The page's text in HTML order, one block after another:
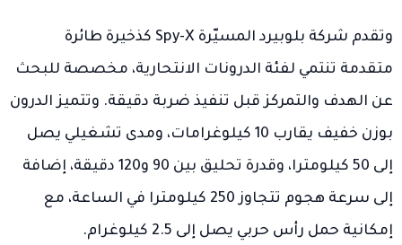
وتقدم شركة بلوبيرد المسيّرة Spy-X كذخيرة طائرة
متقدمة تنتمي لفئة الدرونات الانتحارية، مخصصة للبحث
عن الهدف والتمركز قبل تنفيذ ضربة دقيقة. وتتميز الدرون
بوزن خفيف يقارب 10 كيلوغرامات، ومدى تشغيلي يصل
إلى 50 كيلومترا، وقدرة تحليق بين 90 و120 دقيقة، إضافة
إلى سرعة هجوم تتجاوز 250 كيلومترا في الساعة، مع
إمكانية حمل رأس حربي يصل إلى 2.5 كيلوغرام.